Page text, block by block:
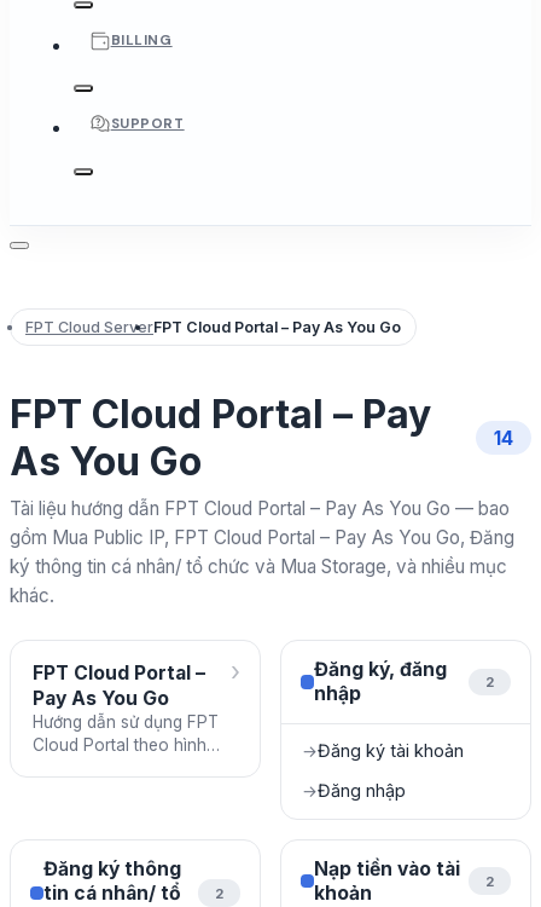
BILLING
SUPPORT
FPT Cloud ServerFPT Cloud Portal – Pay As You Go
FPT Cloud Portal – Pay
As You Go
14
Tài liệu hướng dẫn FPT Cloud Portal – Pay As You Go — bao
gồm Mua Public IP, FPT Cloud Portal – Pay As You Go, Đăng
ký thông tin cá nhân/ tổ chức và Mua Storage, và nhiều mục
khác.
FPT Cloud Portal –
Pay As You Go
Hướng dẫn sử dụng FPT
Cloud Portal theo hình
›
Đăng ký, đăng
nhập
2
→Đăng ký tài khoản
→Đăng nhập
Đăng ký thông
tin cá nhân/ tổ
2
Nạp tiền vào tài
khoản
2